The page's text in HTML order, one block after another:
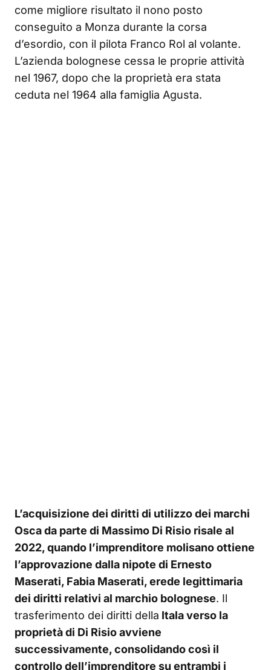
come migliore risultato il nono posto
conseguito a Monza durante la corsa
d’esordio, con il pilota Franco Rol al volante.
L’azienda bolognese cessa le proprie attività
nel 1967, dopo che la proprietà era stata
ceduta nel 1964 alla famiglia Agusta.
L’acquisizione dei diritti di utilizzo dei marchi
Osca da parte di Massimo Di Risio risale al
2022, quando l’imprenditore molisano ottiene
l’approvazione dalla nipote di Ernesto
Maserati, Fabia Maserati, erede legittimaria
dei diritti relativi al marchio bolognese. Il
trasferimento dei diritti della Itala verso la
proprietà di Di Risio avviene
successivamente, consolidando così il
controllo dell’imprenditore su entrambi i